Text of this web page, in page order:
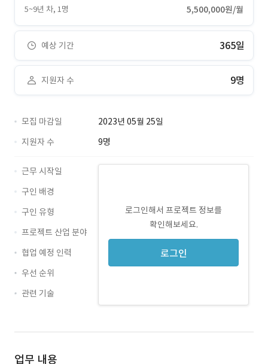
5~9년 차, 1명 5,500,000원/월
예상 기간 365일
지원자 수 9명
모집 마감일
2023년 05월 25일
지원자 수
9명
로그인해서 프로젝트 정보를
확인해보세요.
로그인
근무 시작일
구인 배경
구인 유형
프로젝트 산업 분야
협업 예정 인력
우선 순위
관련 기술
업무 내용